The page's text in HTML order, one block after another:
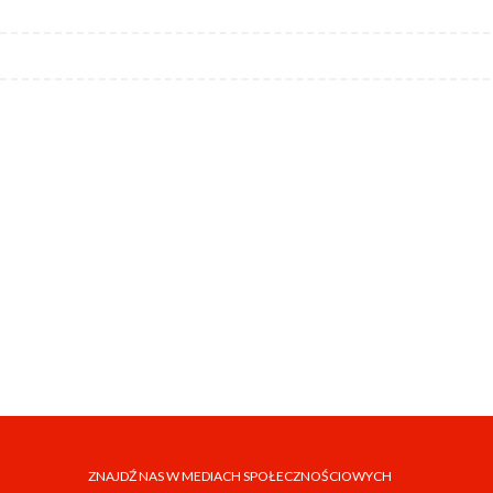
ZNAJDŹ NAS W MEDIACH SPOŁECZNOŚCIOWYCH